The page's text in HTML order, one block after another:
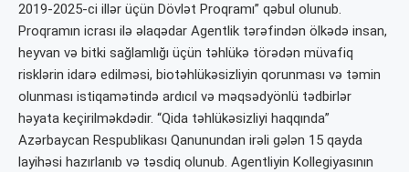
2019-2025-ci illər üçün Dövlət Proqramı” qəbul olunub.
Proqramın icrası ilə əlaqədar Agentlik tərəfindən ölkədə insan,
heyvan və bitki sağlamlığı üçün təhlükə törədən müvafiq
risklərin idarə edilməsi, biotəhlükəsizliyin qorunması və təmin
olunması istiqamətində ardıcıl və məqsədyönlü tədbirlər
həyata keçirilməkdədir. “Qida təhlükəsizliyi haqqında”
Azərbaycan Respublikası Qanunundan irəli gələn 15 qayda
layihəsi hazırlanıb və təsdiq olunub. Agentliyin Kollegiyasının